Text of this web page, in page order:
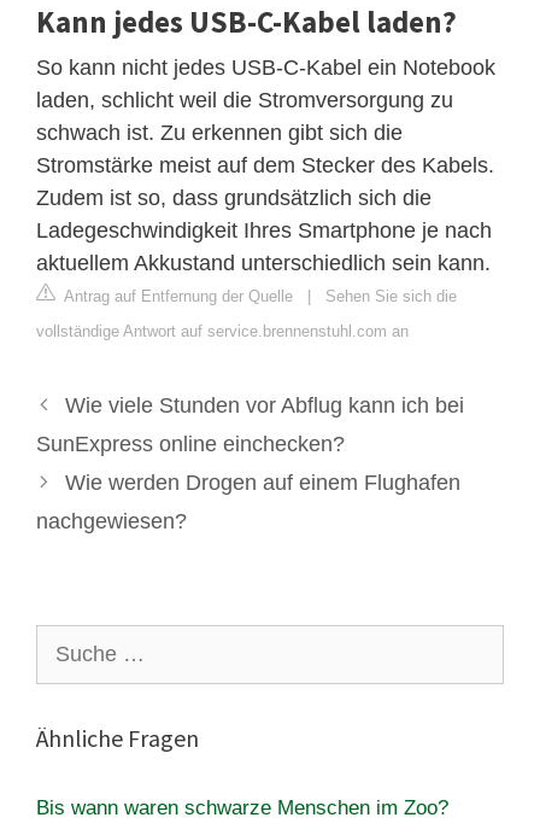
Kann jedes USB-C-Kabel laden?
So kann nicht jedes USB-C-Kabel ein Notebook
laden, schlicht weil die Stromversorgung zu
schwach ist. Zu erkennen gibt sich die
Stromstärke meist auf dem Stecker des Kabels.
Zudem ist so, dass grundsätzlich sich die
Ladegeschwindigkeit Ihres Smartphone je nach
aktuellem Akkustand unterschiedlich sein kann.
Antrag auf Entfernung der Quelle | Sehen Sie sich die
vollständige Antwort auf service.brennenstuhl.com an
Wie viele Stunden vor Abflug kann ich bei
SunExpress online einchecken?
Wie werden Drogen auf einem Flughafen
nachgewiesen?
nach:
Ähnliche Fragen
Bis wann waren schwarze Menschen im Zoo?